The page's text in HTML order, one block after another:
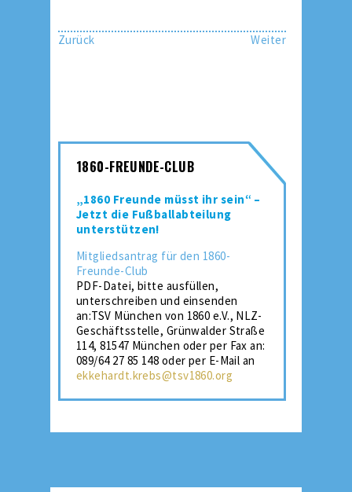
Zurück Weiter
1860-FREUNDE-CLUB
„1860 Freunde müsst ihr sein“ –
Jetzt die Fußballabteilung
unterstützen!
Mitgliedsantrag für den 1860-
Freunde-Club
PDF-Datei, bitte ausfüllen,
unterschreiben und einsenden
an:TSV München von 1860 e.V., NLZ-
Geschäftsstelle, Grünwalder Straße
114, 81547 München oder per Fax an:
089/64 27 85 148 oder per E-Mail an
ekkehardt.krebs@tsv1860.org